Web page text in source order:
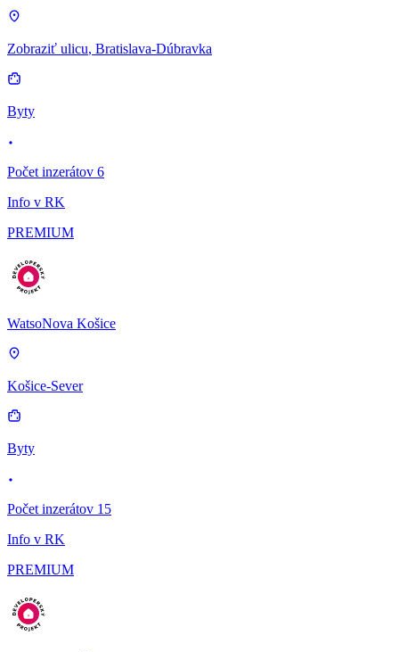
Zobraziť ulicu, Bratislava-Dúbravka
Byty
Počet inzerátov 6
Info v RK
PREMIUM
WatsoNova Košice
Košice-Sever
Byty
Počet inzerátov 15
Info v RK
PREMIUM